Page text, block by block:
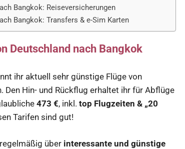
Bangkok: Reiseversicherungen
Bangkok: Transfers & e-Sim Karten
Deutschland nach Bangkok
ihr aktuell sehr günstige Flüge von
Den Hin- und Rückflug erhaltet ihr für Abflüge
473 €, inkl. top Flugzeiten & „20
Tarifen sind gut!
über interessante und günstige